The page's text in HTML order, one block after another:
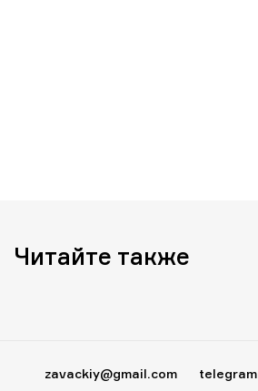
Читайте также
zavackiy@gmail.com telegram